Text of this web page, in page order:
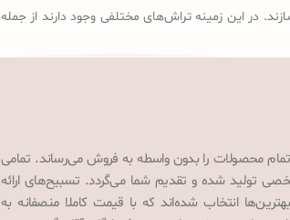
در این زمینه تراش‌های مختلفی وجود دارند از جمله
تمام محصولات را بدون واسطه به فروش می‌رساند. تمامی
شخصی تولید شده و تقدیم شما می‌گردد. تسبیح‌های ارائه
انتخاب شده‌اند که با قیمت کاملا منصفانه به